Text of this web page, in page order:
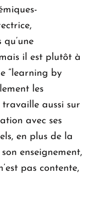
qu’une
il est plutôt à
“learning by
les
travaille aussi sur
avec ses
en plus de la
enseignement,
pas contente,